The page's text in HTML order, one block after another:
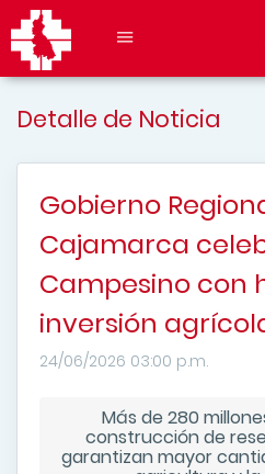
Detalle de Noticia
Gobierno
Cajamarca
Campesino con
inversión
24/06/2026 03:00 p.m.
Más de 280
construcción de
garantizan mayor